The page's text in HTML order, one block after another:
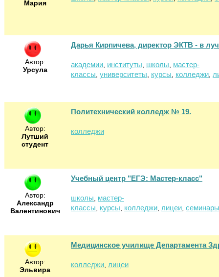
Мария
Автор:
Урсула
Дарья Кирпичева, директор ЭКТВ - в
академии институты школы мастер-
классы университеты курсы колледжи
Автор:
Лутший
студент
Политехнический колледж № 19.
колледжи
Автор:
Александр
Валентинович
Учебный центр "ЕГЭ: Мастер-класс"
школы мастер-
классы курсы колледжи лицеи семинары
Автор:
Эльвира
Медицинское училище Департамента
колледжи лицеи